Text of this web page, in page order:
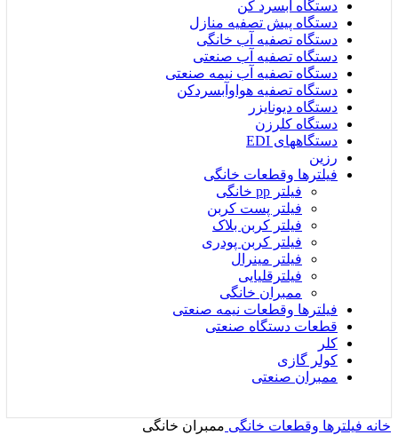
دستگاه آبسرد کن
دستگاه پیش تصفیه منازل
دستگاه تصفیه آب خانگی
دستگاه تصفیه آب صنعتی
دستگاه تصفیه آب نیمه صنعتی
دستگاه تصفیه هواوآبسردکن
دستگاه دیونایزر
دستگاه کلرزن
دستگاههای EDI
رزین
فیلترها وقطعات خانگی
فیلتر pp خانگی
فیلتر پست کربن
فیلتر کربن بلاک
فیلتر کربن پودری
فیلتر مینرال
فیلترقلیایی
ممبران خانگی
فیلترها وقطعات نیمه صنعتی
قطعات دستگاه صنعتی
کلر
کولر گازی
ممبران صنعتی
خانه فیلترها وقطعات خانگی ممبران خانگی